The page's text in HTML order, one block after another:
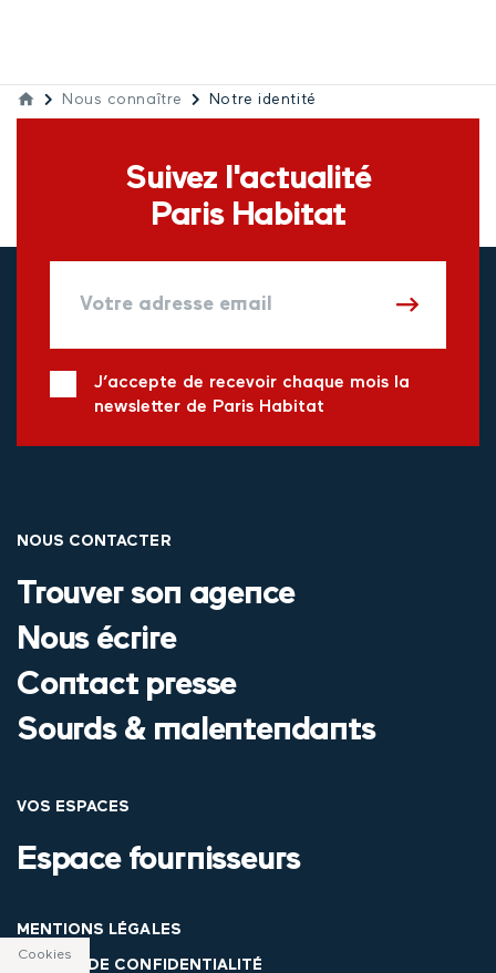
Nous connaître Notre identité
Suivez l'actualité
Paris Habitat
J’accepte de recevoir chaque mois la
newsletter de Paris Habitat
NOUS CONTACTER
Trouver son agence
Nous écrire
Contact presse
Sourds & malentendants
VOS ESPACES
Espace fournisseurs
MENTIONS LÉGALES
CENTRE DE CONFIDENTIALITÉ
Cookies